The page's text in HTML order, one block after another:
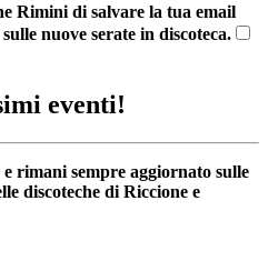
Rimini di salvare la tua email
nuove serate in discoteca.
eventi!
rimani sempre aggiornato sulle
discoteche di Riccione e